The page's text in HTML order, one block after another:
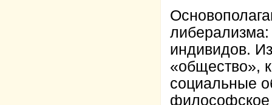
либерализма:
индивидов.
«общество»,
социальные
философск